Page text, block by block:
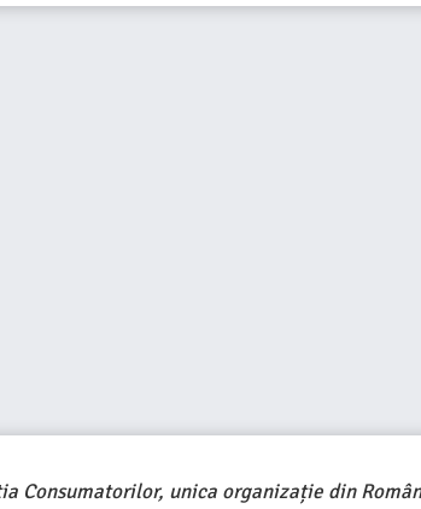
Consumatorilor, unica organizație din